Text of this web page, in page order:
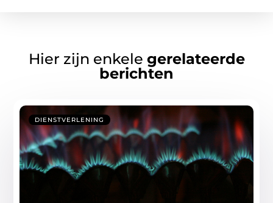
Hier zijn enkele gerelateerde
berichten
DIENSTVERLENING